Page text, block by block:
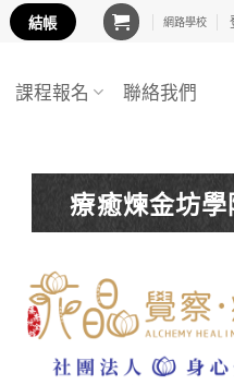
結帳 網路學校
課程報名 聯絡我們
療癒煉金坊